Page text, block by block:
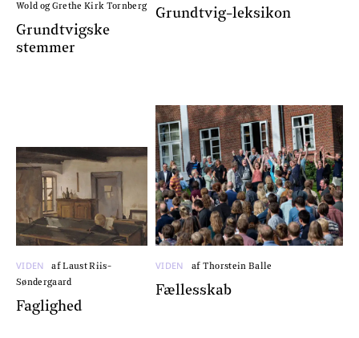
Wold og Grethe Kirk Tornberg
Grundtvigske
stemmer
Grundtvig-leksikon
VIDEN
af Laust Riis-
Søndergaard
Faglighed
VIDEN af Thorstein Balle
Fællesskab